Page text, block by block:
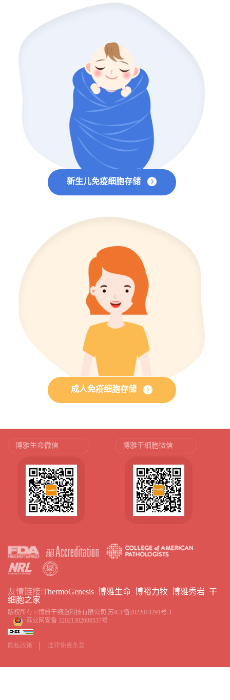
新生儿免疫细胞存储
成人免疫细胞存储
博雅生命微信 博雅干细胞微信
友情链接:ThermoGenesis 博雅生命 博裕力牧 博雅秀岩 干
细胞之家
版权所有 ©博雅干细胞科技有限公司 苏ICP备2022014291号-1
苏公网安备 32021302000537号
隐私政策 法律免责条款